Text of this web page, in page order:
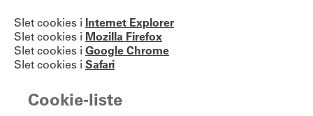
Slet cookies i Internet Explorer
Slet cookies i Mozilla Firefox
Slet cookies i Google Chrome
Slet cookies i Safari
Cookie-liste